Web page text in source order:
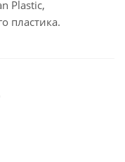
Plastic,
пластика.